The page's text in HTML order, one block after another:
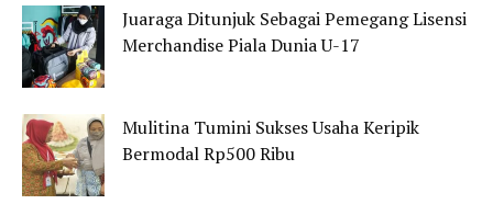
Juaraga Ditunjuk Sebagai Pemegang Lisensi
Merchandise Piala Dunia U-17
Mulitina Tumini Sukses Usaha Keripik
Bermodal Rp500 Ribu